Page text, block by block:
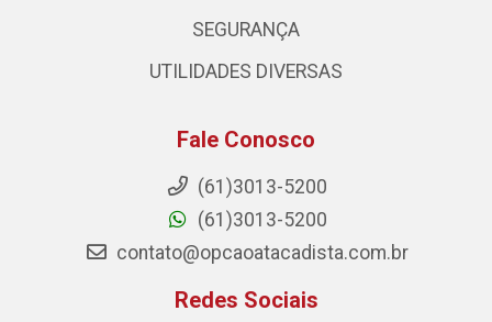
SEGURANÇA
UTILIDADES DIVERSAS
Fale Conosco
(61)3013-5200
(61)3013-5200
contato@opcaoatacadista.com.br
Redes Sociais